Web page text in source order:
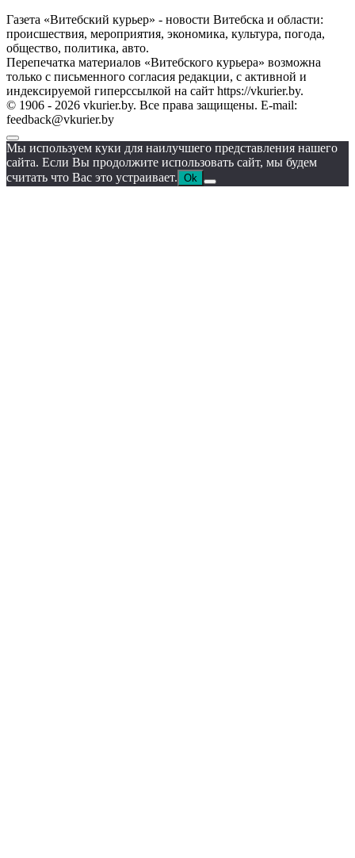
Газета «Витебский курьер» - новости Витебска и области:
происшествия, мероприятия, экономика, культура, погода,
общество, политика, авто.
Перепечатка материалов «Витебского курьера» возможна
только с письменного согласия редакции, с активной и
индексируемой гиперссылкой на сайт https://vkurier.by.
© 1906 - 2026 vkurier.by. Все права защищены. E-mail:
feedback@vkurier.by
Мы используем куки для наилучшего представления нашего
сайта. Если Вы продолжите использовать сайт, мы будем
считать что Вас это устраивает. Ok